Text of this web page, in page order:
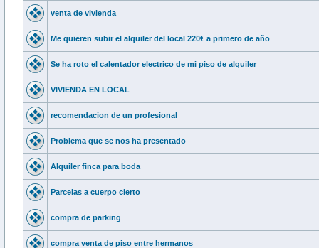
venta de vivienda
Me quieren subir el alquiler del local 220€ a primero de año
Se ha roto el calentador electrico de mi piso de alquiler
VIVIENDA EN LOCAL
recomendacion de un profesional
Problema que se nos ha presentado
Alquiler finca para boda
Parcelas a cuerpo cierto
compra de parking
compra venta de piso entre hermanos